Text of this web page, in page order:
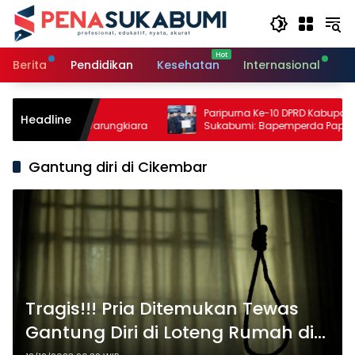
Langsung
konten
Berita
Pendidikan Kesehatan Internasional
Headline
Pertanian,
Warungkiara
Paripurna Ke-10 DPRD Kabupaten
Sukabumi: Bapemperda Paparkan
Bahasan, Bupati Sampaikan Nota
Gantung diri di Cikembar
Tragis!!! Pria Ditemukan Tewas
Gantung Diri di Loteng Rumah di